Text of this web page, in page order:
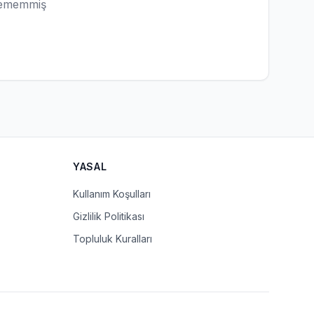
YASAL
Kullanım Koşulları
Gizlilik Politikası
Topluluk Kuralları